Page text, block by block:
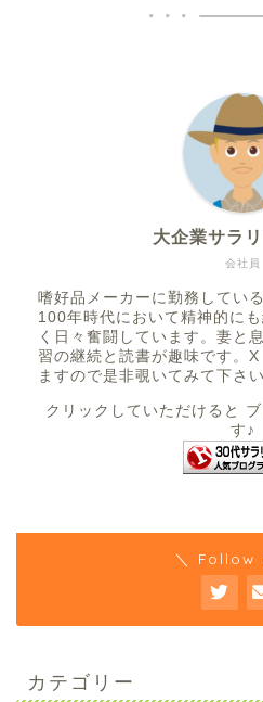
会社員
大企業サラ
嗜好品メーカーに勤務してい
100年時代において精神的に
く日々奮闘しています。妻と
習の継続と読書が趣味です。
ますので是非覗いてみて下さい
クリックしていただけると
す♪
＼ Follow
カテゴリー